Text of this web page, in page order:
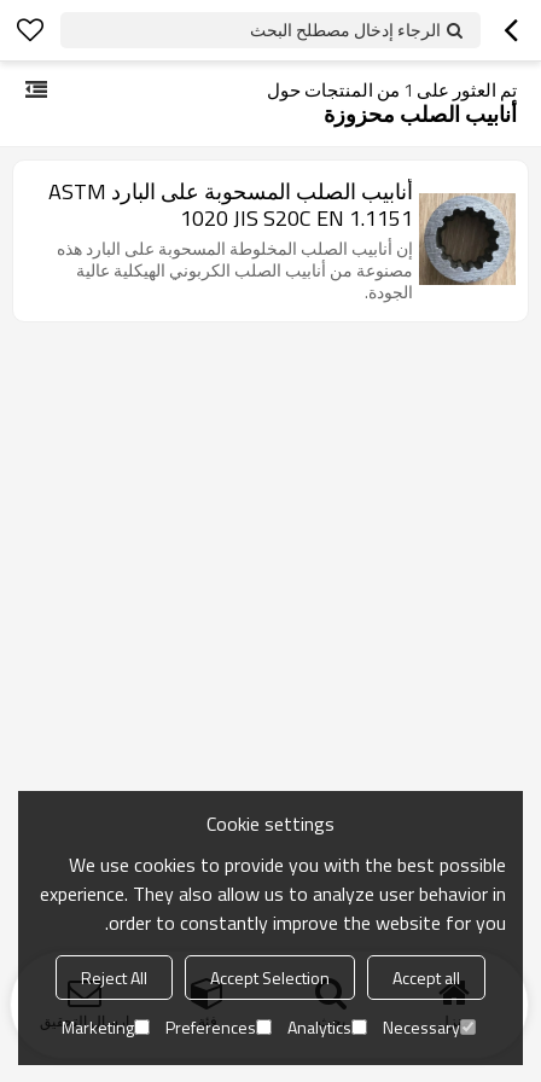
الرجاء إدخال مصطلح البحث
تم العثور على 1 من المنتجات حول
أنابيب الصلب محزوزة
أنابيب الصلب المسحوبة على البارد ASTM
1020 JIS S20C EN 1.1151
إن أنابيب الصلب المخلوطة المسحوبة على البارد هذه
مصنوعة من أنابيب الصلب الكربوني الهيكلية عالية
الجودة.
منزل بحث فئة ارسال التحقيق
Cookie settings
We use cookies to provide you with the best possible
experience. They also allow us to analyze user behavior in
order to constantly improve the website for you.
Accept all
Accept Selection
Reject All
Necessary
Analytics
Preferences
Marketing